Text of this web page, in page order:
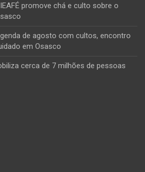
promove chá e culto sobre o
de agosto com cultos, encontro
em Osasco
cerca de 7 milhões de pessoas